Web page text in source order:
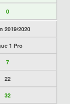
0
2019/2020
1 Pro
7
22
32